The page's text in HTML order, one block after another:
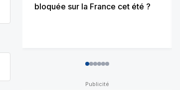
bloquée sur la France cet été ?
012345